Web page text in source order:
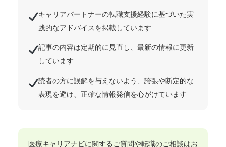
キャリアパートナーの転職支援経験に基づいた実
践的なアドバイスを掲載しています
記事の内容は定期的に見直し、最新の情報に更新
しています
読者の方に誤解を与えないよう、誇張や断定的な
表現を避け、正確な情報発信を心がけています
医療キャリアナビに関するご質問や転職のご相談はお